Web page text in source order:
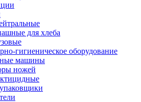
для хлеба
гигиеническое оборудование
машины
ножей